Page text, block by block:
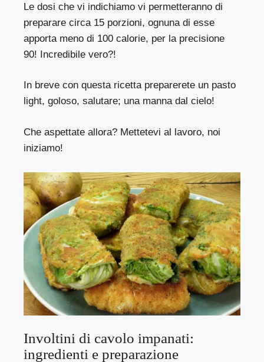
Le dosi che vi indichiamo vi permetteranno di
preparare circa 15 porzioni, ognuna di esse
apporta meno di 100 calorie, per la precisione
90! Incredibile vero?!
In breve con questa ricetta preparerete un pasto
light, goloso, salutare; una manna dal cielo!
Che aspettate allora? Mettetevi al lavoro, noi
iniziamo!
Involtini di cavolo impanati:
ingredienti e preparazione